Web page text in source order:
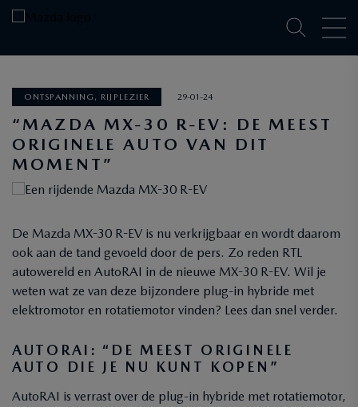
ONTSPANNING, RIJPLEZIER 29-01-24
“MAZDA MX-30 R-EV: DE MEEST
ORIGINELE AUTO VAN DIT
MOMENT”
De Mazda MX-30 R-EV is nu verkrijgbaar en wordt daarom
ook aan de tand gevoeld door de pers. Zo reden RTL
autowereld en AutoRAI in de nieuwe MX-30 R-EV. Wil je
weten wat ze van deze bijzondere plug-in hybride met
elektromotor en rotatiemotor vinden? Lees dan snel verder.
AUTORAI: “DE MEEST ORIGINELE
AUTO DIE JE NU KUNT KOPEN”
AutoRAI is verrast over de plug-in hybride met rotatiemotor,